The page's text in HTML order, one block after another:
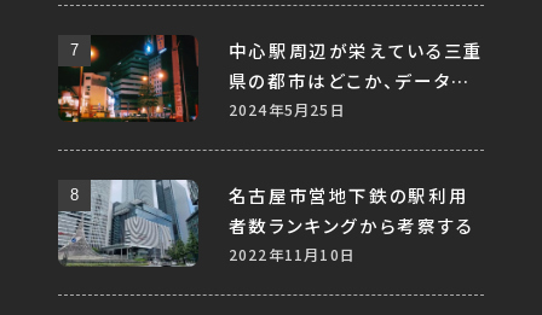
中心駅周辺が栄えている三重
県の都市はどこか、データか
ら分析してみる
2024年5月25日
名古屋市営地下鉄の駅利用
者数ランキングから考察する
2022年11月10日